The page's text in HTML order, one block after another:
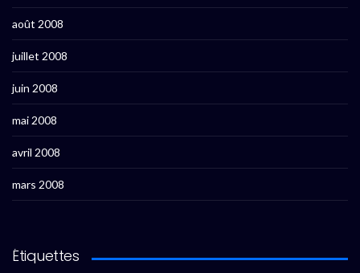
août 2008
juillet 2008
juin 2008
mai 2008
avril 2008
mars 2008
Étiquettes